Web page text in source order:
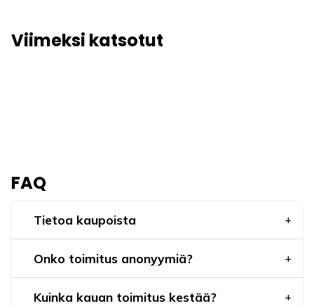
Viimeksi katsotut
FAQ
Tietoa kaupoista
Onko toimitus anonyymiä?
Kuinka kauan toimitus kestää?